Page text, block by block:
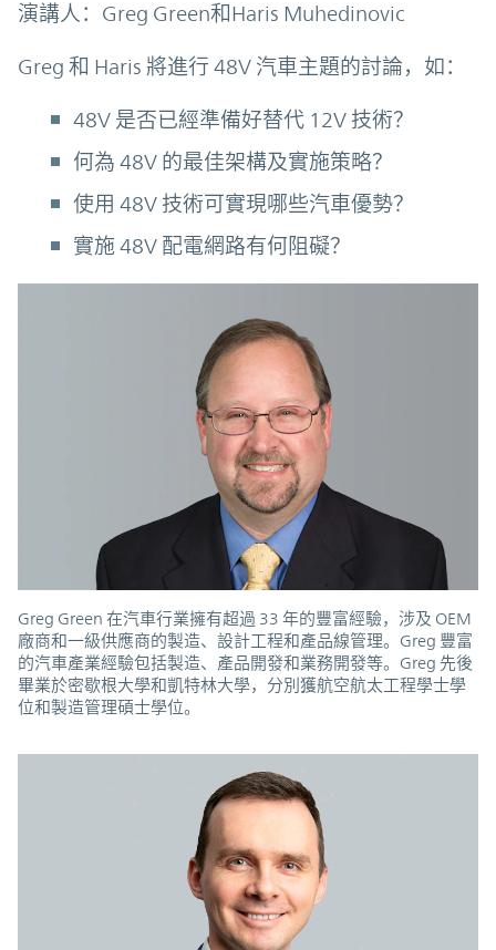
演講人：Greg Green和Haris Muhedinovic
Greg 和 Haris 將進行 48V 汽車主題的討論，如：
48V 是否已經準備好替代 12V 技術？
何為 48V 的最佳架構及實施策略？
使用 48V 技術可實現哪些汽車優勢？
實施 48V 配電網路有何阻礙？
Greg Green 在汽車行業擁有超過 33 年的豐富經驗，涉及 OEM
廠商和一級供應商的製造、設計工程和產品線管理。Greg 豐富
的汽車產業經驗包括製造、產品開發和業務開發等。Greg 先後
畢業於密歇根大學和凱特林大學，分別獲航空航太工程學士學
位和製造管理碩士學位。